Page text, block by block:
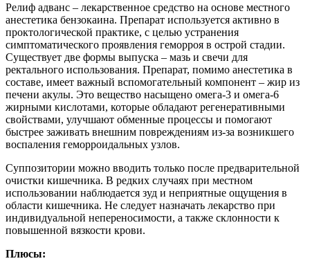
Релиф адванс – лекарственное средство на основе местного
анестетика бензокаина. Препарат используется активно в
проктологической практике, с целью устранения
симптоматического проявления геморроя в острой стадии.
Существует две формы выпуска – мазь и свечи для
ректального использования. Препарат, помимо анестетика в
составе, имеет важный вспомогательный компонент – жир из
печени акулы. Это вещество насыщено омега-3 и омега-6
жирными кислотами, которые обладают регенеративными
свойствами, улучшают обменные процессы и помогают
быстрее заживать внешним повреждениям из-за возникшего
воспаления геморроидальных узлов.
Суппозитории можно вводить только после предварительной
очистки кишечника. В редких случаях при местном
использовании наблюдается зуд и неприятные ощущения в
области кишечника. Не следует назначать лекарство при
индивидуальной непереносимости, а также склонности к
повышенной вязкости крови.
Плюсы: